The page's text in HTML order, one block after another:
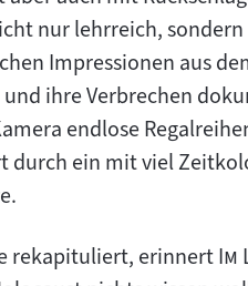
nur lehrreich, sondern
Impressionen aus
ihre Verbrechen
endlose
durch ein mit viel
rekapituliert, erinnert"